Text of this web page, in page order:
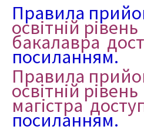
Правила
освітній рівень
бакалавра
посиланням.
Правила
освітній рівень
магістра
посиланням.